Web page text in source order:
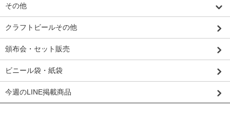
その他
クラフトビールその他
頒布会・セット販売
ビニール袋・紙袋
今週のLINE掲載商品